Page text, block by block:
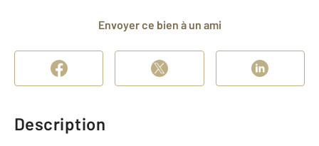
Envoyer ce bien à un ami
Description